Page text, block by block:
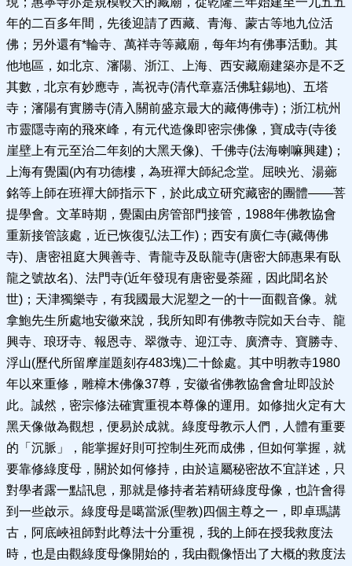
年的二百多年間，先後迎請了西藏、青海、蒙古等地九位活
佛；另外還有*輪寺、萬祥寺等藏廟，每年均有佛事活動。其
他地區，如北京、瀋陽、浙江、上海、西安藏廟建築亦是不乏
其數，北京有妙應寺，嵩祝寺(清代章嘉活佛駐錫地)、五塔
寺；瀋陽有實勝寺(清入關前盛京最大的藏傳佛寺)；浙江杭州
市靈隱寺南的飛來峰，有元代造像即密宗佛像，寶成寺(寺後
崖壁上有元至治二年刻的大黑天像)、千佛寺(法海喇嘛興建)；
上海有覺園(內有功德樓，為班禪大師紀念堂。屈映光、湯薌
銘等上師在班禪大師指示下，於此成立研究藏密的團體——菩
提學會。文革時期，覺園由房管部門接管，1988年佛教協會
重新接管該處，近已恢復弘法工作)；西安有廣仁寺(藏傳佛
寺)、唐密祖庭大興善寺、青龍寺及臥龍寺(唐密大師惠果有臥
龍之號故名)、法門寺(近年發現有唐密曼荼羅，因此聞名於
世)；天津獨樂寺，有我國最大泥塑之一的十一面觀音像。就
拿鮑先生所處地安徽來說，我所知即有佛教寺院如天台寺、龍
興寺、琅玡寺、報恩寺、翠微寺、迎江寺、廣濟寺、寶勝寺、
浮山(歷代所留摩崖題刻存483塊)二十餘處。其中明教寺1980
年以來重修，雕樟木佛像37尊，安徽省佛教協會會址即設於
此。誠然，密宗修法確實重視本尊像的運用。如修拙火定有大
黑天像做為觀想，便易於成就。綠度母教示人們，人體有重要
的「沉脈」，能掌握好則可控制生死而成佛，但如何掌握，就
要靠修綠度母，關於如何修持，由於這屬秘密故不宜詳述，只
對學者露一點訊息，那就是修持者若精研綠度母像，也許會得
到一些啟示。綠度母是噶當派(聖教)四個主尊之一，即卓瑪講
古，阿底峽祖師對此尊法十分重視，我的上師在授我救度法
時，也是由觀綠度母像開始的，我由觀像悟出了大概的救度法